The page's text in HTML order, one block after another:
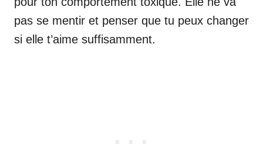
pas se mentir et penser que tu peux changer
si elle t’aime suffisamment.